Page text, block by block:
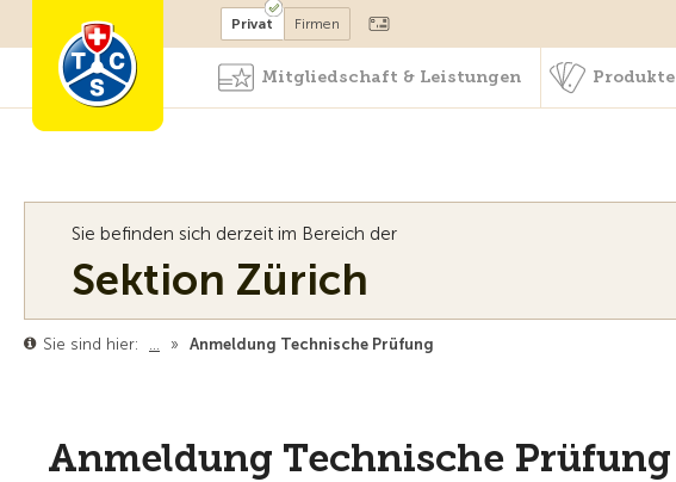
Mitglied werden
Privat Firmen
Mitgliedschaft & Leistungen Produkte
Sie befinden sich derzeit im Bereich der
Sektion Zürich
Sie sind hier: … » Anmeldung Technische Prüfung
Anmeldung Technische Prüfung